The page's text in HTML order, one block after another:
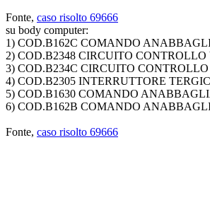
Fonte, caso risolto 69666
su body computer:
1) COD.B162C COMANDO
2) COD.B2348 CIRCUITO
3) COD.B234C CIRCUITO
4) COD.B2305 INTERRUTTORE
5) COD.B1630 COMANDO
6) COD.B162B COMANDO
Fonte, caso risolto 69666